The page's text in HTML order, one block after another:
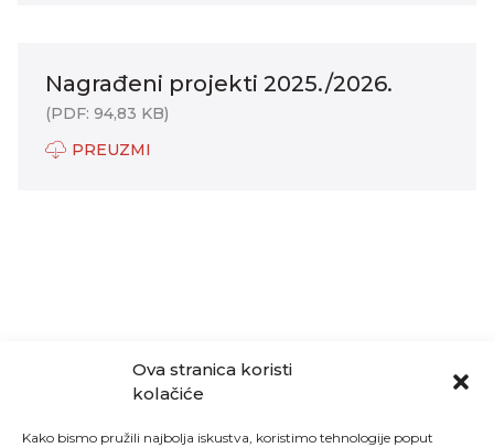
Ova stranica koristi
kolačiće
Kako bismo pružili najbolja iskustva, koristimo tehnologije poput
Nagrađeni projekti 2025./2026.
(PDF: 94,83 KB)
PREUZMI